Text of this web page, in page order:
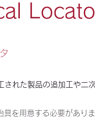
れた製品の追加工や二
具を用意する必要があり